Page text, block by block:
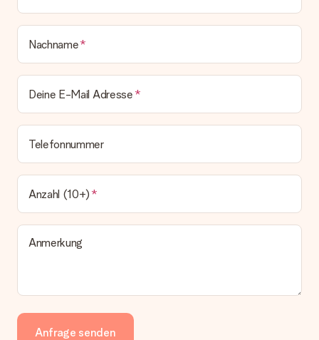
Nachname
Deine E-Mail Adresse
Telefonnummer
Anzahl (10+)
Anmerkung
Anfrage senden